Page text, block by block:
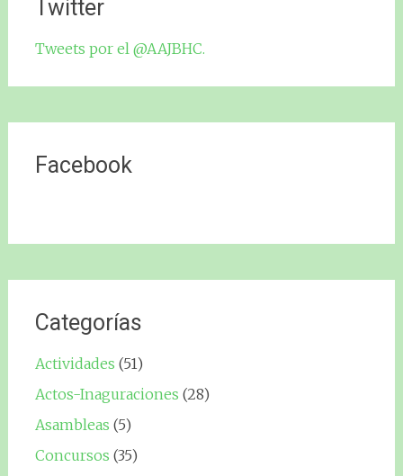
Twitter
Tweets por el @AAJBHC.
Facebook
Categorías
Actividades (51)
Actos-Inaguraciones (28)
Asambleas (5)
Concursos (35)